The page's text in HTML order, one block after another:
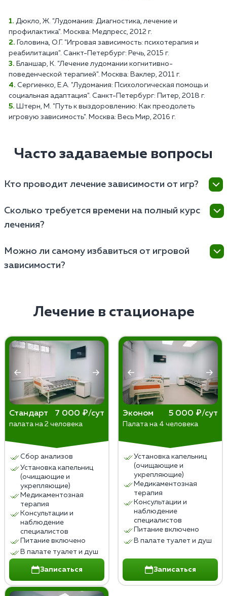
Дюкло, Ж. "Лудомания: Диагностика, лечение и
профилактика". Москва: Медпресс, 2012 г.
Головина, О.Г. "Игровая зависимость: психотерапия и
реабилитация". Санкт-Петербург: Речь, 2015 г.
Бланшар, К. "Лечение лудомании когнитивно-
поведенческой терапией". Москва: Ваклер, 2011 г.
Сергиенко, Е.А. "Лудомания: Психологическая помощь и
социальная адаптация". Санкт-Петербург: Питер, 2018 г.
Штерн, М. "Путь к выздоровлению: Как преодолеть
игровую зависимость". Москва: Весь Мир, 2016 г.
Часто задаваемые вопросы
Кто проводит лечение зависимости от игр?
имеющие опыт работы с различными формами
поведенческих зависимостей.
Сколько требуется времени на полный курс
лечения?
индивидуальных особенностей пациента, но
обычно составляет от нескольких недель до
Можно ли самому избавиться от игровой
зависимости?
требующее профессионального медицинского
подхода и комплексного лечения.
Лечение в стационаре
Стандарт 7 000 ₽/сут
палата на 2 человека
Сбор анализов
Установка капельниц
(очищающие и
укрепляющие)
Медикаментозная
терапия
Консультации и
наблюдение
специалистов
Питание включено
В палате туалет и душ
Записаться
Эконом 5 000 ₽/сут
Палата на 4 человека
Установка капельниц
(очищающие и
укрепляющие)
Медикаментозная
терапия
Консультации и
наблюдение
специалистов
Питание включено
В палате туалет и душ
Записаться